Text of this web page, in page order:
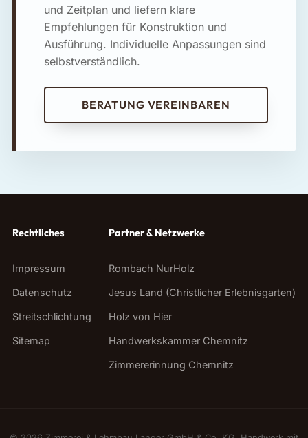
und Zeitplan und liefern klare
Empfehlungen für Konstruktion und
Ausführung. Individuelle Anpassungen sind
selbstverständlich.
BERATUNG VEREINBAREN
Rechtliches
Impressum
Datenschutz
Streitschlichtung
Sitemap
Partner & Netzwerke
Rombach NurHolz
Jesus Land (Christlicher Erlebnisgarten)
Holz von Hier
Handwerkskammer Chemnitz
Zimmererinnung Chemnitz